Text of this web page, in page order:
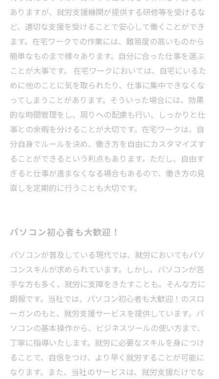
ありますが、就労支援機関が提供する研修等を受けるな
ど、適切な支援を受けることで安心して働くことができ
ます。在宅ワークでの作業には、難易度の高いものから
簡単なものまで様々あります。自分に合った仕事を選ぶ
ことが大事です。 在宅ワークにおいては、自宅にいるた
めに他のことに気を取られたり、仕事に集中できなくな
ってしまうことがあります。そういった場合には、効果
的な時間管理をし、周りへの配慮も行い、しっかりと仕
事との余暇を分けることが大切です。在宅ワークは、自
分自身でルールを決め、働き方を自由にカスタマイズす
ることができるという利点もあります。ただし、自由す
ぎると仕事が進まなくなる場合もあるので、働き方の見
直しを定期的に行うことも大切です。
パソコン初心者も大歓迎！
パソコンが普及している現代では、就労においてもパソ
コンスキルが求められています。しかし、パソコンが苦
手な方も多く、就労に支障をきたすことも。そんな方に
朗報です。当社では、パソコン初心者も大歓迎！のスロ
ーガンのもと、就労支援サービスを提供しています。パ
ソコンの基本操作から、ビジネスツールの使い方まで、
丁寧に指導いたします。就労に必要なスキルを身につけ
ることで、自信をつけ、より早く就労することが可能に
なります。また、当社のサービスは、就労支援だけでな